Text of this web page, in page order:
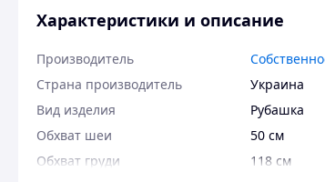
Характеристики и описание
Производитель
Страна производитель
Украина
Вид изделия
Рубашка
Обхват шеи
50 см
Обхват груди
118 см